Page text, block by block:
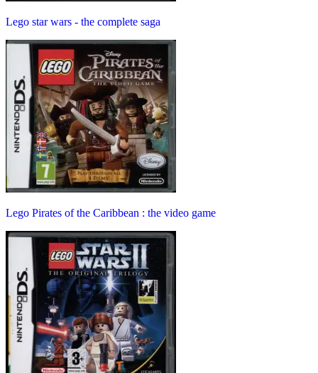
Lego star wars - the complete saga
Lego Pirates of the Caribbean : the video game